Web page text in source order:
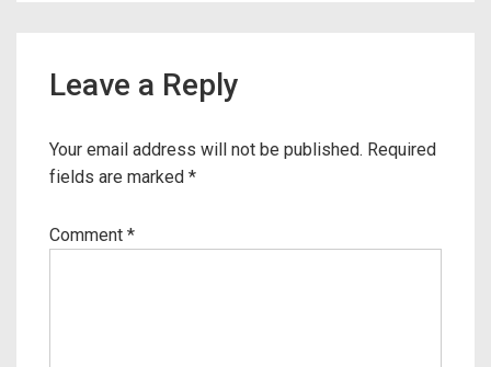
Leave a Reply
Your email address will not be published. Required
fields are marked *
Comment *